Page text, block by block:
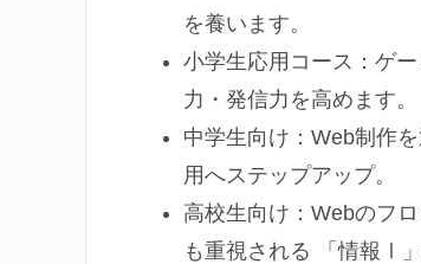
を養います。
小学生応用コース：ゲ
力・発信力を高めます。
中学生向け：Web制作
用へステップアップ。
高校生向け：Webのフ
も重視される 「情報Ⅰ